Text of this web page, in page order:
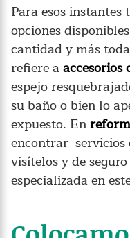
Para esos instantes
opciones
cantidad y más
refiere aaccesorios
espejo
su baño o bien lo
expuesto. En
encontrar servicios
visítelos y de
especializada en